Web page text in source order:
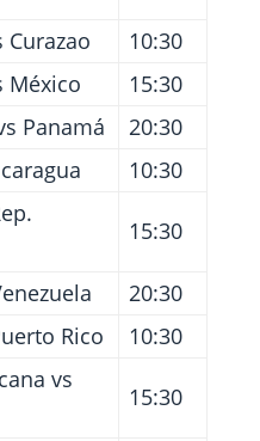
Curazao
10:30
México
15:30
Panamá
20:30
10:30
15:30
20:30
Rico 10:30
vs
15:30